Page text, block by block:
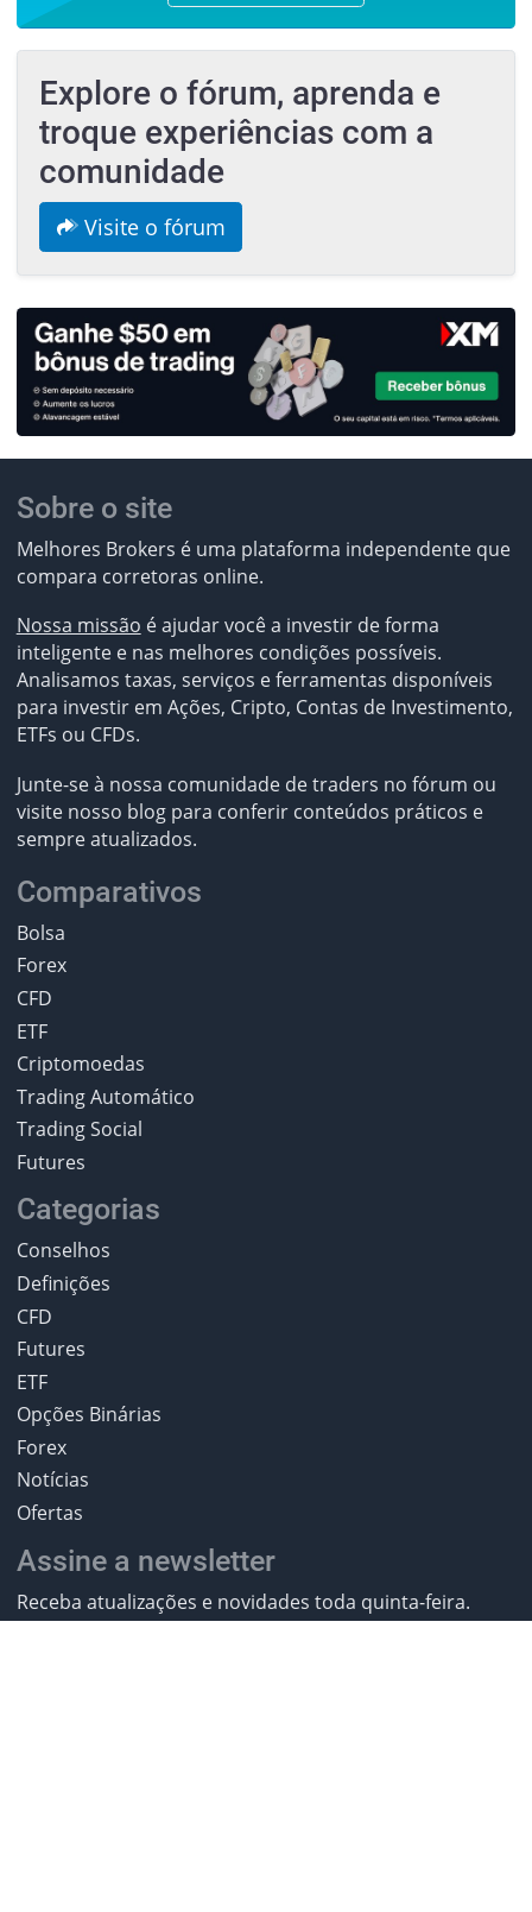
Explore o fórum, aprenda e
troque experiências com a
comunidade
Visite o fórum
Sobre o site
Melhores Brokers é uma plataforma independente que
compara corretoras online.
Nossa missão é ajudar você a investir de forma
inteligente e nas melhores condições possíveis.
Analisamos taxas, serviços e ferramentas disponíveis
para investir em Ações, Cripto, Contas de Investimento,
ETFs ou CFDs.
Junte-se à nossa comunidade de traders no fórum ou
visite nosso blog para conferir conteúdos práticos e
sempre atualizados.
Comparativos
Bolsa
Forex
CFD
ETF
Criptomoedas
Trading Automático
Trading Social
Futures
Categorias
Conselhos
Definições
CFD
Futures
ETF
Opções Binárias
Forex
Notícias
Ofertas
Assine a newsletter
Receba atualizações e novidades toda quinta-feira.